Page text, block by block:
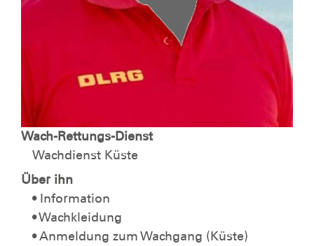
Wach-Rettungs-Dienst
Wachdienst Küste
Über ihn
• Information
• Wachkleidung
• Anmeldung zum Wachgang (Küste)